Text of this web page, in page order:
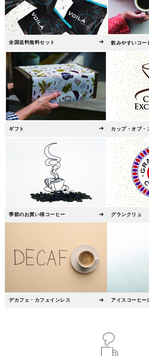
全国送料無料セット 飲みやすいコー
ギフト カップ・オブ・
季節のお買い得コーヒー グランクリュ
デカフェ・カフェインレス アイスコーヒー